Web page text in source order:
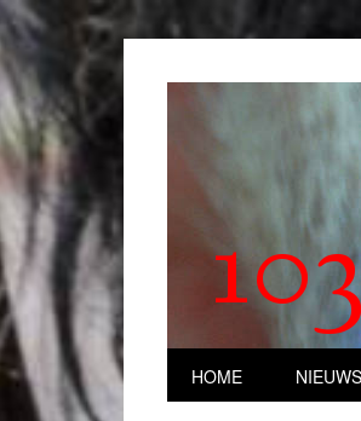
HOME NIEUWS